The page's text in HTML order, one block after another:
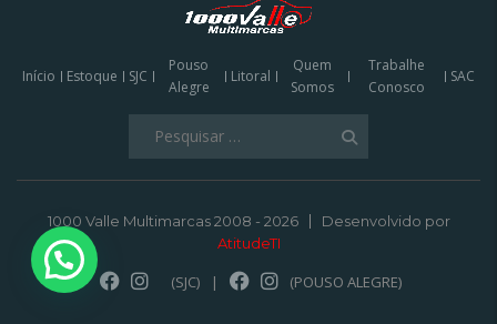
Início Estoque SJC
Pouso
Alegre
Litoral
Quem
Somos
Trabalhe
Conosco
SAC
1000 Valle Multimarcas 2008 - 2026
Desenvolvido por
AtitudeTI
(SJC) | (POUSO ALEGRE)